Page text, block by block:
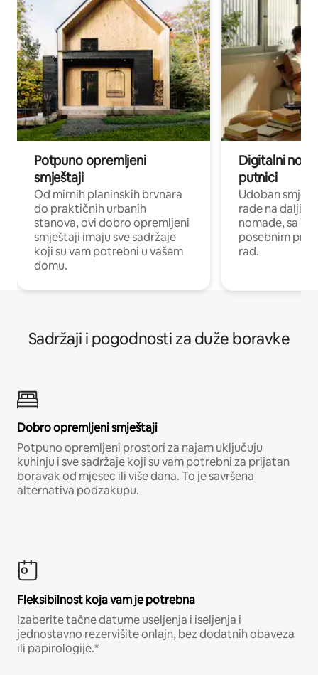
Potpuno opremljeni
smještaji
Od mirnih planinskih brvnara
do praktičnih urbanih
stanova, ovi dobro opremljeni
smještaji imaju sve sadržaje
koji su vam potrebni u vašem
domu.
Digitalni
putnici
Udoban
rade na
nomade, sa
posebnim
rad.
Sadržaji i pogodnosti za duže boravke
Dobro opremljeni smještaji
Potpuno opremljeni prostori za najam uključuju
kuhinju i sve sadržaje koji su vam potrebni za prijatan
boravak od mjesec ili više dana. To je savršena
alternativa podzakupu.
Fleksibilnost koja vam je potrebna
Izaberite tačne datume useljenja i iseljenja i
jednostavno rezervišite onlajn, bez dodatnih obaveza
ili papirologije.*